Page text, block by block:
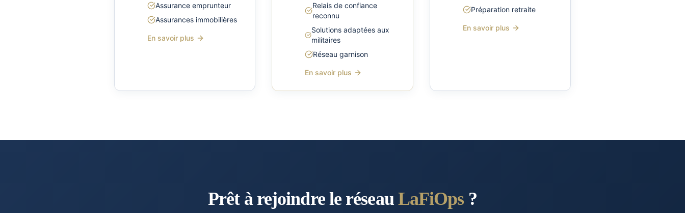
Assurance emprunteur
Assurances immobilières
En savoir plus
Relais de confiance
reconnu
Solutions adaptées aux
militaires
Réseau garnison
En savoir plus
Préparation retraite
En savoir plus
Prêt à rejoindre le réseau LaFiOps ?